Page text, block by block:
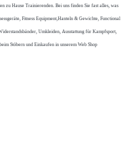
zu Hause Trainierenden. Bei uns finden Sie fast alles, was
Fitness Equipment,Hanteln & Gewichte, Functional
Umkleiden, Ausstattung für Kampfsport,
Stöbern und Einkaufen in unserem Web Shop